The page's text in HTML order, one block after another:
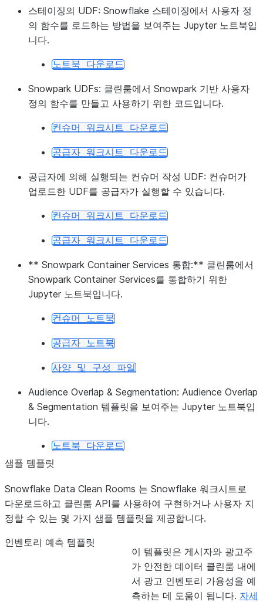
스테이징의 UDF: Snowflake 스테이징에서 사용자 정
의 함수를 로드하는 방법을 보여주는 Jupyter 노트북입
니다.
노트북 다운로드
Snowpark UDFs: 클린룸에서 Snowpark 기반 사용자
정의 함수를 만들고 사용하기 위한 코드입니다.
컨슈머 워크시트 다운로드
공급자 워크시트 다운로드
공급자에 의해 실행되는 컨슈머 작성 UDF: 컨슈머가
업로드한 UDF를 공급자가 실행할 수 있습니다.
컨슈머 워크시트 다운로드
공급자 워크시트 다운로드
** Snowpark Container Services 통합:** 클린룸에서
Snowpark Container Services를 통합하기 위한
Jupyter 노트북입니다.
컨슈머 노트북
공급자 노트북
사양 및 구성 파일
Audience Overlap & Segmentation: Audience Overlap
& Segmentation 템플릿을 보여주는 Jupyter 노트북입
니다.
노트북 다운로드
샘플 템플릿
Snowflake Data Clean Rooms 는 Snowflake 워크시트로
다운로드하고 클린룸 API를 사용하여 구현하거나 사용자 지
정할 수 있는 몇 가지 샘플 템플릿을 제공합니다.
인벤토리 예측 템플릿
이 템플릿은 게시자와 광고주
가 안전한 데이터 클린룸 내에
서 광고 인벤토리 가용성을 예
측하는 데 도움이 됩니다. 자세